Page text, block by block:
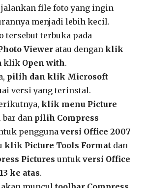
jalankan file foto yang ingin
menjadi lebih kecil.
tersebut terbuka pada
Viewer atau denganklik
klik Open with.
pilih dan klik Microsoft
versi yang terinstal.
klik menu Picture
bar dan pilih Compress
penggunaversi Office 2007
klik Picture Tools Format dan
Pictures untukversi Office
ke atas.